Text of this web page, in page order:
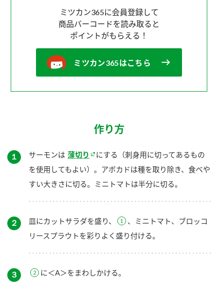
ミツカン365に会員登録して
商品バーコードを読み取ると
ポイントがもらえる！
ミツカン365はこちら
作り方
１ サーモンは 薄切り
にする（刺身用に切ってあるもの
を使用してもよい）。アボカドは種を取り除き、食べや
すい大きさに切る。ミニトマトは半分に切る。
２ 皿にカットサラダを盛り、
、ミニトマト、ブロッコ
リースプラウトを彩りよく盛り付ける。
３ に＜A＞をまわしかける。